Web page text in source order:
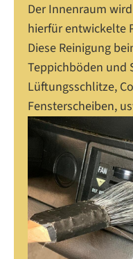
Der Innenraum
hierfür entwickelte
Diese Reinigung
Teppichböden und
Lüftungsschlitze,
Fensterscheiben,